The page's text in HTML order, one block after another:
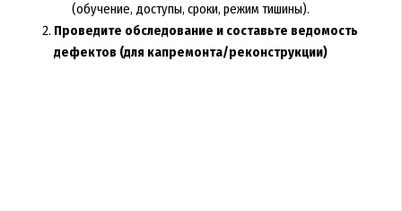
(обучение, доступы, сроки, режим тишины).
Проведите обследование и составьте ведомость
дефектов (для капремонта/реконструкции)